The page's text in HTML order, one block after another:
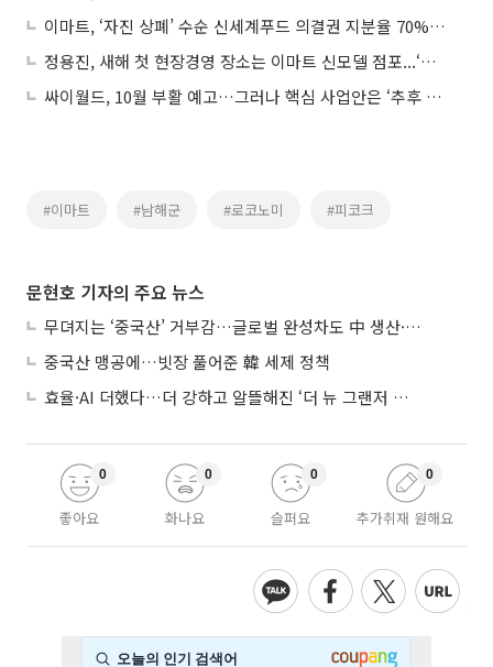
이마트, ‘자진 상폐’ 수순 신세계푸드 의결권 지분율 70% 이상 확보
정용진, 새해 첫 현장경영 장소는 이마트 신모델 점포...‘체험형 쇼핑’ 더 세진다(종합)
싸이월드, 10월 부활 예고…그러나 핵심 사업안은 ‘추후 공개’
#이마트 #남해군 #로코노미 #피코크
문현호 기자의 주요 뉴스
무뎌지는 ‘중국산’ 거부감…글로벌 완성차도 中 생산·협력 확대
중국산 맹공에…빗장 풀어준 韓 세제 정책
효율·AI 더했다…더 강하고 알뜰해진 ‘더 뉴 그랜저 하이브리드’
좋아요
0
화나요
0
슬퍼요
0
추가취재 원해요
0